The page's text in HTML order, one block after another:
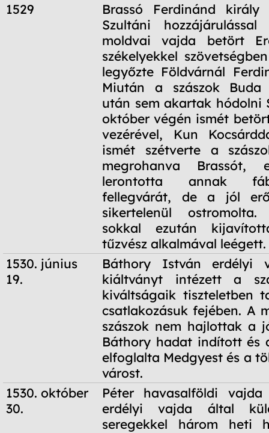
1529
Brassó Ferdinánd
Szultáni
moldvai vajda betört
székelyekkel
legyőzte Földvárnál
Miután a szászok Buda
után sem akartak hódolni
október végén ismét
vezérével, Kun
ismét szétverte a
megrohanva Brassót,
lerontotta annak
fellegvárát, de a jól
sikertelenül
sokkal ezután
tűzvész alkalmával leégett.
1530. június
19.
Báthory István erdélyi
kiáltványt intézett a
kiváltságaik tiszteletben
csatlakozásuk fejében. A
szászok nem hajlottak a
Báthory hadat indított és
elfoglalta Medgyest és a
várost.
1530. október
30.
Péter havasalföldi
erdélyi vajda által
seregekkel három heti